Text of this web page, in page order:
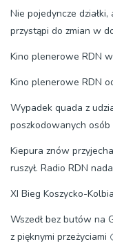
Nie pojedyncze
przystąpi do zmian w
Kino plenerowe RDN
Kino plenerowe RDN
Wypadek quada z
poszkodowanych osób
Kiepura znów
ruszył. Radio RDN
XI Bieg Koszycko-
Wszedł bez butów na
z pięknymi przeżyciami